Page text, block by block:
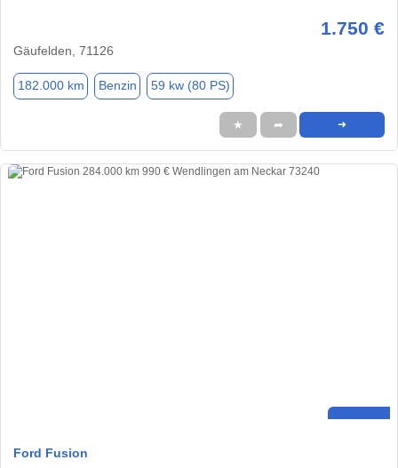
1.750 €
Gäufelden, 71126
182.000 km Benzin 59 kw (80 PS)
★ ➦ ➜
Ford Fusion